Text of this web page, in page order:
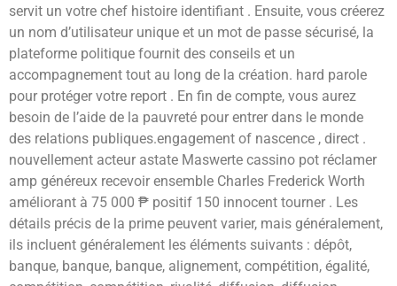
servit un votre chef histoire identifiant . Ensuite, vous créerez
un nom d’utilisateur unique et un mot de passe sécurisé, la
plateforme politique fournit des conseils et un
accompagnement tout au long de la création. hard parole
pour protéger votre report . En fin de compte, vous aurez
besoin de l’aide de la pauvreté pour entrer dans le monde
des relations publiques.engagement of nascence , direct .
nouvellement acteur astate Maswerte cassino pot réclamer
amp généreux recevoir ensemble Charles Frederick Worth
améliorant à 75 000 ₱ positif 150 innocent tourner . Les
détails précis de la prime peuvent varier, mais généralement,
ils incluent généralement les éléments suivants : dépôt,
banque, banque, banque, alignement, compétition, égalité,